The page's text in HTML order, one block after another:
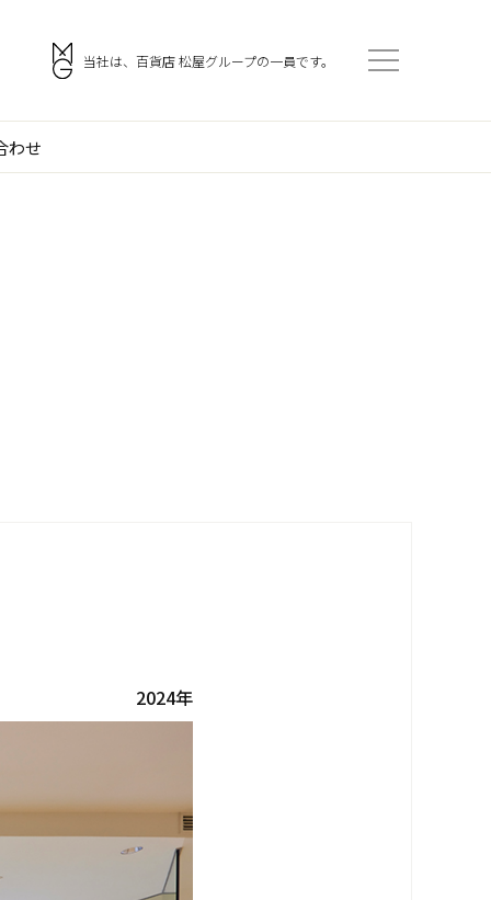
当社は、百貨店 松屋グループの一員です。
わせ
2024年